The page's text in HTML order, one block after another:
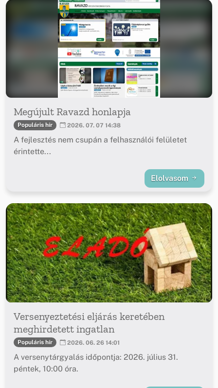
Megújult Ravazd honlapja
Populáris hír 2026. 07. 07 14:38
A fejlesztés nem csupán a felhasználói felületet
érintette...
Elolvasom
Versenyeztetési eljárás keretében
meghirdetett ingatlan
Populáris hír 2026. 06. 26 14:01
A versenytárgyalás időpontja: 2026. július 31.
péntek, 10:00 óra.